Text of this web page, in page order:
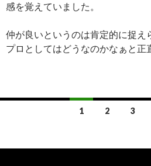
感を覚えていました。
仲が良いというのは肯定的に捉え
プロとしてはどうなのかなぁと正
稿
1 2 3